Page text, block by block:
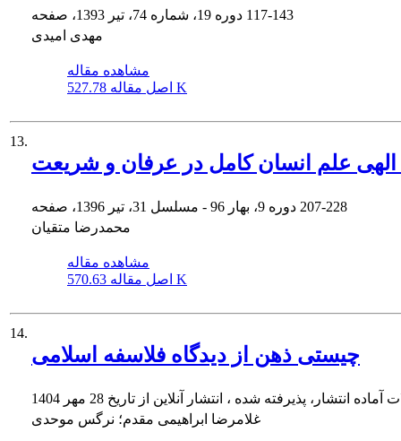
117-143
مهدی امیدی
مشاهده مقاله
اصل مقاله 527.78 K
13.
الهی علم انسان کامل در عرفان و شریعت
207-228
محمدرضا متقیان
مشاهده مقاله
اصل مقاله 570.63 K
14.
چیستی ذهن از دیدگاه فلاسفه اسلامی
آماده انتشار، پذیرفته شده ، انتشار آنلاین از تاریخ
غلامرضا ابراهیمی مقدم؛ نرگس موحدی